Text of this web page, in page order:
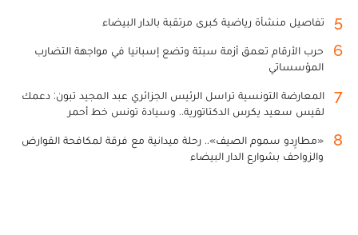
5 تفاصيل منشأة رياضية كبرى مرتقبة بالدار البيضاء
6
حرب الأرقام تعمق أزمة سبتة وتضع إسبانيا في مواجهة التضارب
المؤسساتي
7
المعارضة التونسية تراسل الرئيس الجزائري عبد المجيد تبون: دعمك
لقيس سعيد يكرس الدكتاتورية.. وسيادة تونس خط أحمر
8
«مطارِدو سموم الصيف».. رحلة ميدانية مع فرقة لمكافحة القوارض
والزواحف بشوارع الدار البيضاء